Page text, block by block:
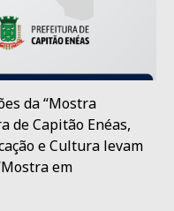
da “Mostra
de Capitão Enéas,
e Cultura levam
em